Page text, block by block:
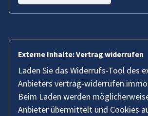
Externe Inhalte: Vertrag widerrufen
Laden Sie das Widerrufs-Tool des
Anbieters vertrag-
Beim Laden werden
Anbieter übermittelt und Cookies